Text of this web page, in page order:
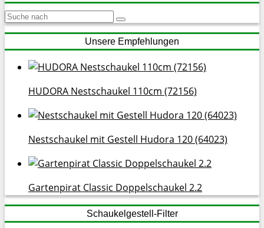
Unsere Empfehlungen
HUDORA Nestschaukel 110cm (72156)
Nestschaukel mit Gestell Hudora 120 (64023)
Gartenpirat Classic Doppelschaukel 2.2
Schaukelgestell-Filter